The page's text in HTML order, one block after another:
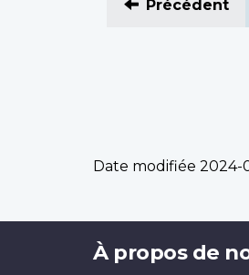
de
page Précédent
Date modifiée 2024-
Brand
À propos de